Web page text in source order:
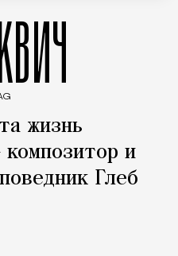
жизнь
и
Глеб